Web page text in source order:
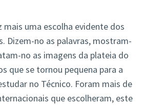
mais uma escolha evidente dos
Dizem-no as palavras, mostram-
no as imagens da plateia do
que se tornou pequena para a
no Técnico. Foram mais de
que escolheram, este